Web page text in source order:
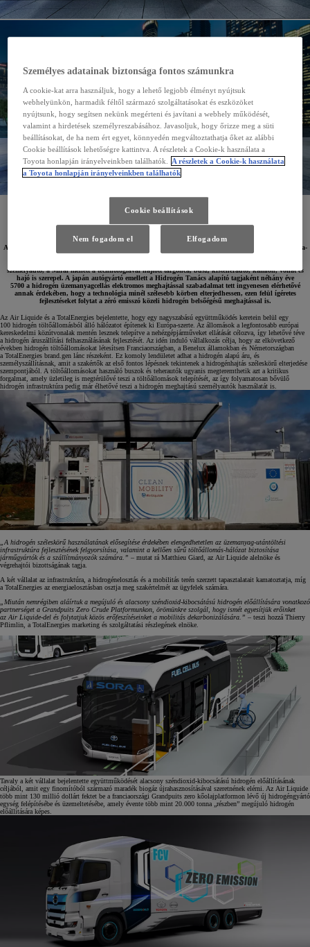
Az Air Liquide és a TotalEnergies bejelentette, hogy 100 hidrogén töltőállomást telepít együtt Európa-
szerte. A hidrogén alapú meghajtások vezető fejlesztője kétségkívül a Toyota, amelynek globális
személyautó, a Mirai mellett a technológiával hajtott targonca, busz, kisteherautó, kamion, vonat és
hajó is szerepel. A japán autógyártó emellett a Hidrogén Tanács alapító tagjaként néhány éve
5700 a hidrogén üzemanyagcellás elektromos meghajtással szabadalmat tett ingyenesen elérhetővé
annak érdekében, hogy a technológia minél szélesebb körben elterjedhessen, ezen felül ígéretes
fejlesztéseket folytat a zéró emisszó közeli hidrogén belsőégésű meghajtással is.
Az Air Liquide és a TotalEnergies bejelentette, hogy egy nagyszabású együttműködés keretein belül egy
100 hidrogén töltőállomásból álló hálózatot építenek ki Európa-szerte. Az állomások a legfontosabb európai
kereskedelmi közútvonalak mentén lesznek telepítve a nehézgépjárműveket ellátását célozva, így lehetővé téve
a hidrogén áruszállítási felhasználásának fejlesztését. Az idén induló vállalkozás célja, hogy az elkövetkező
években hidrogén töltőállomásokat létesítsen Franciaországban, a Benelux államokban és Németországban
a TotalEnergies brand.gen lánc részeként. Ez komoly lendületet adhat a hidrogén alapú áru, és
személyszállításnak, amit a szakértők az első fontos lépésnek tekintenek a hidrogénhajtás széleskörű elterjedése
szempontjából. A töltőállomásokat használó buszok és teherautók ugyanis megteremthetik azt a kritikus
forgalmat, amely üzletileg is megtérülővé teszi a töltőállomások telepítését, az így folyamatosan bővülő
hidrogén infrastruktúra pedig már élhetővé teszi a hidrogén meghajtású személyautók használatát is.
„A hidrogén széleskörű használatának elősegítése érdekében elengedhetetlen az üzemanyag-utántöltési
infrastruktúra fejlesztésének felgyorsítása, valamint a kellően sűrű töltőállomás-hálózat biztosítása
járműgyártók és a szállítmányozók számára.” – mutat rá Matthieu Giard, az Air Liquide alelnöke és
végrehajtói bizottságának tagja.
A két vállalat az infrastruktúra, a hidrogénelosztás és a mobilitás terén szerzett tapasztalatait kamatoztatja, míg
a TotalEnergies az energiaelosztásban osztja meg szakértelmét az ügyfelek számára.
„Miután nemrégiben aláírtuk a megújuló és alacsony széndioxid-kibocsátású hidrogén előállítására vonatkozó
partnerséget a Grandpuits Zero Crude Platformunkon, örömünkre szolgál, hogy ismét egyesítjük erőinket
az Air Liquide-del és folytatjuk közös erőfeszítéseinket a mobilitás dekarbonizálására.” – teszi hozzá Thierry
Pflimlin, a TotalEnergies marketing és szolgáltatási részlegének elnöke.
Tavaly a két vállalat bejelentette együttműködését alacsony széndioxid-kibocsátású hidrogén előállításának
céljából, amit egy finomítóból származó maradék biogáz újrahasznosításával szeretnének elérni. Az Air Liquide
több mint 130 millió dollárt fektet be a franciaországi Grandpuits zero kőolajplatformon lévő új hidrogéngyártó
egység felépítésébe és üzemeltetésébe, amely évente több mint 20.000 tonna „részben” megújuló hidrogén
előállítására képes.
Személyes adatainak biztonsága fontos számunkra
A cookie-kat arra használjuk, hogy a lehető legjobb élményt nyújtsuk
webhelyünkön, harmadik féltől származó szolgáltatásokat és eszközöket
nyújtsunk, hogy segítsen nekünk megérteni és javítani a webhely működését,
valamint a hirdetések személyreszabásához. Javasoljuk, hogy őrizze meg a süti
beállításokat, de ha nem ért egyet, könnyedén megváltoztathatja őket az alábbi
Cookie beállítások lehetőségre kattintva. A részletek a Cookie-k használata a
Toyota honlapján irányelveinkben találhatók. A részletek a Cookie-k használata
a Toyota honlapján irányelveinkben találhatók
Cookie beállítások
Nem fogadom el Elfogadom